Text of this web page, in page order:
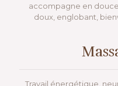
accompagne en
doux, englobant,
Travail énergétique,